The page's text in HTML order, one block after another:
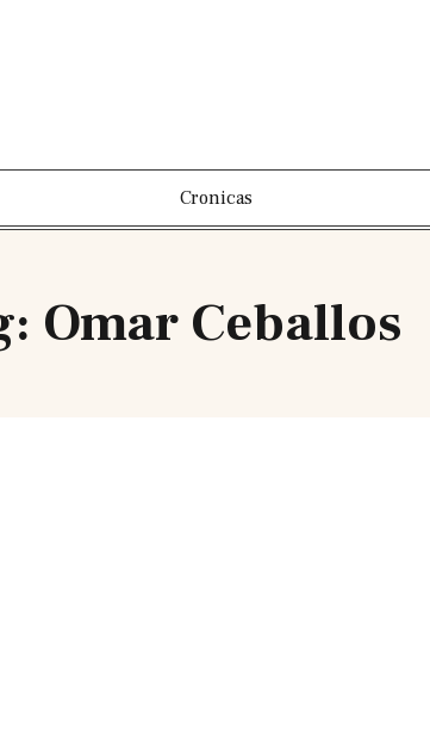
Cronicas
Omar Ceballos